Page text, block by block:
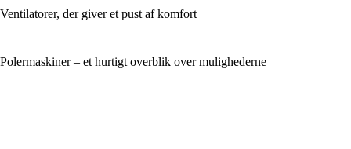
Ventilatorer, der giver et pust af komfort
Polermaskiner – et hurtigt overblik over mulighederne